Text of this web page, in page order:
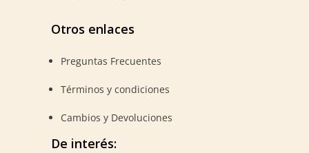
Otros enlaces
Preguntas Frecuentes
Términos y condiciones
Cambios y Devoluciones
De interés: